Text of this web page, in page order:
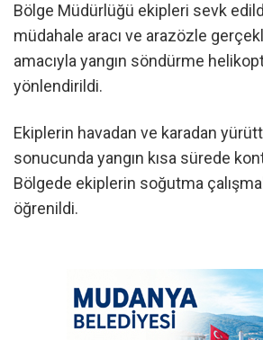
Bölge Müdürlüğü ekipleri sevk
müdahale aracı ve arazözle
amacıyla yangın söndürme
yönlendirildi.
Ekiplerin havadan ve karadan
sonucunda yangın kısa sürede
Bölgede ekiplerin soğutma
öğrenildi.